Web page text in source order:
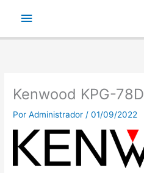
Menu
principal
Kenwood KPG-78D
PorAdministrador /01/09/2022